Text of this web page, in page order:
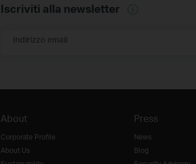
Iscriviti alla newsletter
Indirizzo email
About
Corporate Profile
About Us
Press
News
Blog